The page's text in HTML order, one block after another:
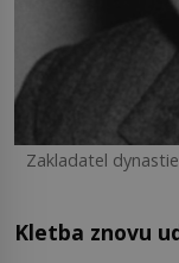
Zakladatel
Kletba znovu